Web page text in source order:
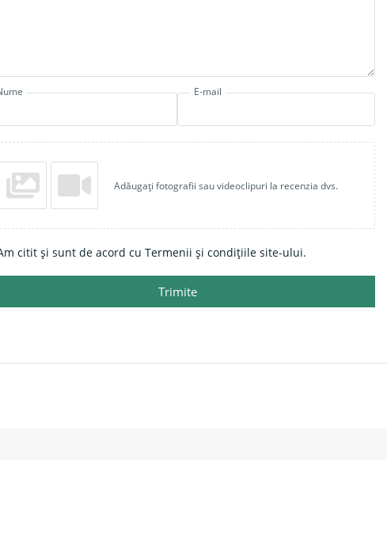
E-mail
Adăugați fotografii sau videoclipuri la recenzia dvs.
citit și sunt de acord cu Termenii și condițiile site-ului.
Trimite